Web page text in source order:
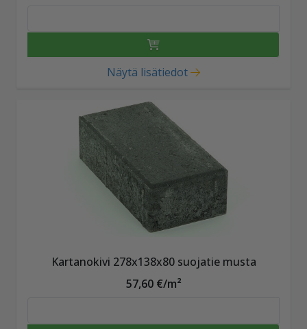
Näytä lisätiedot
Kartanokivi 278x138x80 suojatie musta
57,60 €/m²